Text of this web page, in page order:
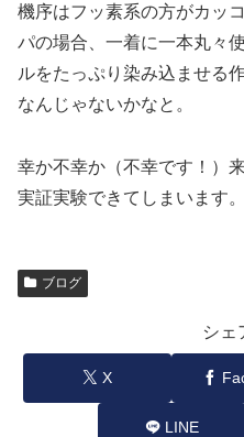
機序はフッ素系の方がカッ
パの場合、一着に一本丸々
ルをたっぷり染み込ませる
なんじゃないかなと。
幸か不幸か（不幸です！）
実証実験できてしまいます
ブログ
シェ
X
LINE